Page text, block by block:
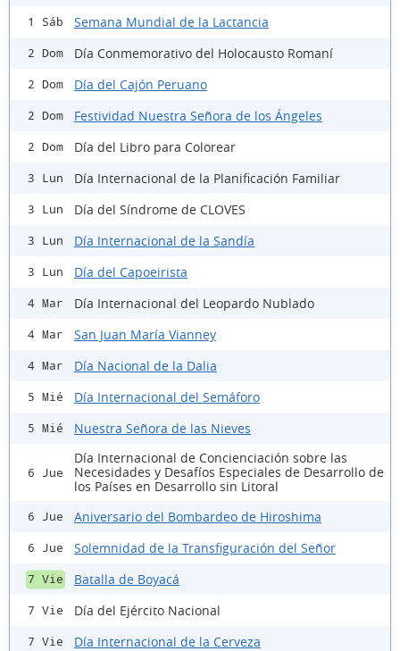
1 Sáb Semana Mundial de la Lactancia
2 Dom Día Conmemorativo del Holocausto Romaní
2 Dom Día del Cajón Peruano
2 Dom Festividad Nuestra Señora de los Ángeles
2 Dom Día del Libro para Colorear
3 Lun Día Internacional de la Planificación Familiar
3 Lun Día del Síndrome de CLOVES
3 Lun Día Internacional de la Sandía
3 Lun Día del Capoeirista
4 Mar Día Internacional del Leopardo Nublado
4 Mar San Juan María Vianney
4 Mar Día Nacional de la Dalia
5 Mié Día Internacional del Semáforo
5 Mié Nuestra Señora de las Nieves
6 Jue
Día Internacional de Concienciación sobre las
Necesidades y Desafíos Especiales de Desarrollo de
los Países en Desarrollo sin Litoral
6 Jue Aniversario del Bombardeo de Hiroshima
6 Jue Solemnidad de la Transfiguración del Señor
7 Vie Batalla de Boyacá
7 Vie Día del Ejército Nacional
7 Vie Día Internacional de la Cerveza